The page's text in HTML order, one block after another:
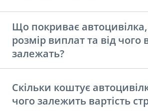
Що покриває
розмір виплат та від чого
залежать?
Скільки коштує
чого залежить вартість